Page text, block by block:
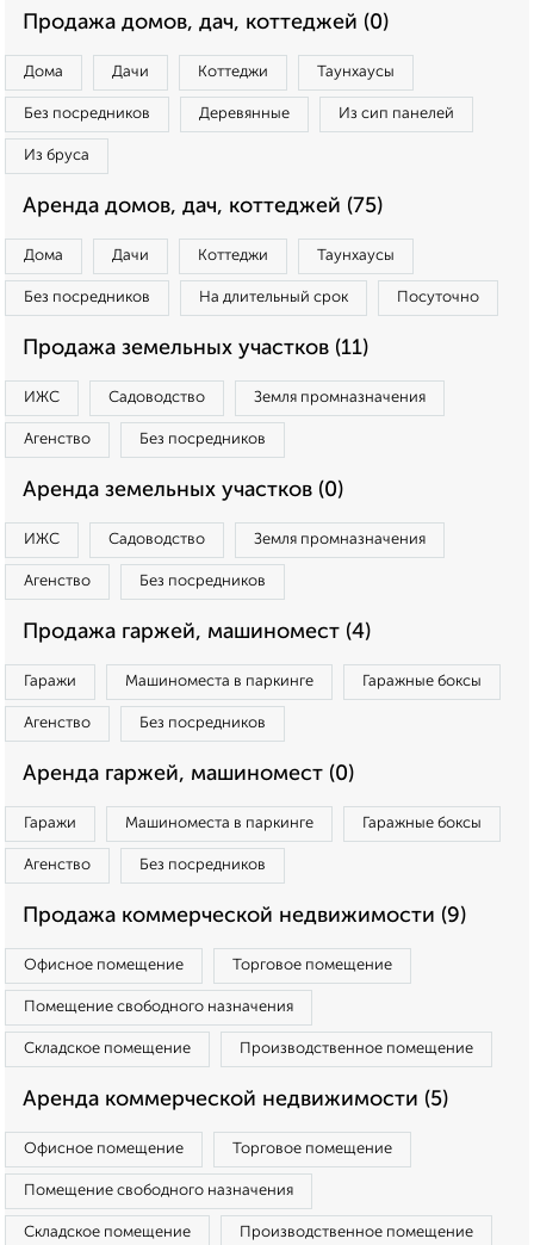
Продажа домов, дач, коттеджей (0)
Дома Дачи Коттеджи Таунхаусы
Без посредников Деревянные Из сип панелей
Из бруса
Аренда домов, дач, коттеджей (75)
Дома Дачи Коттеджи Таунхаусы
Без посредников На длительный срок Посуточно
Продажа земельных участков (11)
ИЖС Садоводство Земля промназначения
Агенство Без посредников
Аренда земельных участков (0)
ИЖС Садоводство Земля промназначения
Агенство Без посредников
Продажа гаржей, машиномест (4)
Гаражи Машиноместа в паркинге Гаражные боксы
Агенство Без посредников
Аренда гаржей, машиномест (0)
Гаражи Машиноместа в паркинге Гаражные боксы
Агенство Без посредников
Продажа коммерческой недвижимости (9)
Офисное помещение Торговое помещение
Помещение свободного назначения
Складское помещение Производственное помещение
Аренда коммерческой недвижимости (5)
Офисное помещение Торговое помещение
Помещение свободного назначения
Складское помещение Производственное помещение